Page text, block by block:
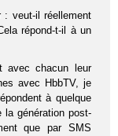
: veut-il réellement
répond-t-il à un
avec chacun leur
avec HbbTV, je
à quelque
génération post-
que par SMS